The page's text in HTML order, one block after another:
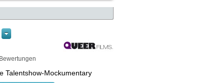
Talentshow-Mockumentary